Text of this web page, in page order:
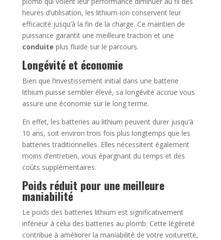
heures d’utilisation, les lithium-ion conservent leur
efficacité jusqu’à la fin de la charge. Ce maintien de
puissance garantit une meilleure traction et une
conduite plus fluide sur le parcours.
Longévité et économie
Bien que l’investissement initial dans une batterie
lithium puisse sembler élevé, sa longévité accrue vous
assure une économie sur le long terme.
En effet, les batteries au lithium peuvent durer jusqu’à
10 ans, soit environ trois fois plus longtemps que les
batteries traditionnelles. Elles nécessitent également
moins d’entretien, vous épargnant du temps et des
coûts supplémentaires.
Poids réduit pour une meilleure
maniabilité
Le poids des batteries lithium est significativement
inférieur à celui des batteries au plomb. Cette légèreté
contribue à améliorer la maniabilité de votre voiturette,